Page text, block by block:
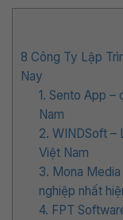
8 Công Ty Lập
Nay
1. Sento App
Nam
2. WINDSoft –
Việt Nam
3. Mona
nghiệp nhất
4. FPT